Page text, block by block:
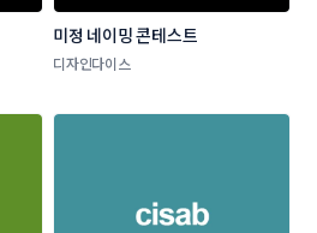
미정 네이밍 콘테스트
디자인다이스